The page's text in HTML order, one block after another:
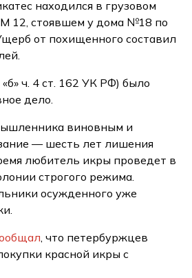
находился в грузовом
12, стоявшем у дома №18 по
от похищенного составил
ч. 4 ст. 162 УК РФ) было
дело.
виновным и
— шесть лет лишения
любитель икры проведет в
строгого режима.
осужденного уже
, что петербуржцев
красной икры с